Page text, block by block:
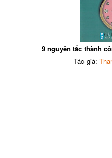
9 nguyên tắc thành
Tác giả: